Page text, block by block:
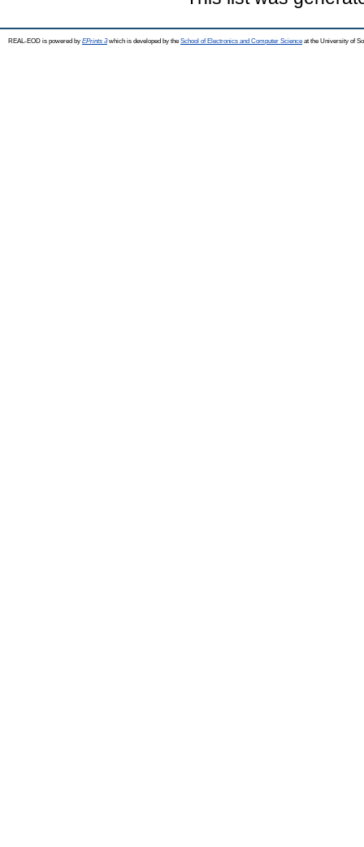
REAL-EOD is powered by EPrints 3which is developed by the School of Electronics and Computer Science at the University of